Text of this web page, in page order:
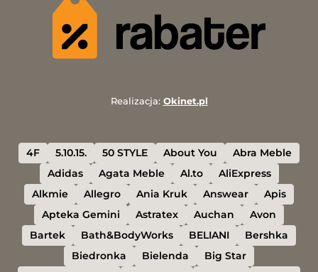
Realizacja: Okinet.pl
4F 5.10.15. 50 STYLE About You
Abra Meble
Adidas
Agata Meble Al.to
AliExpress
Alkmie
Allegro Ania Kruk Answear
Apis
Apteka Gemini
Astratex Auchan
Avon
Bartek
Bath&BodyWorks BELIANI
Bershka
Biedronka
Bielenda
Big Star